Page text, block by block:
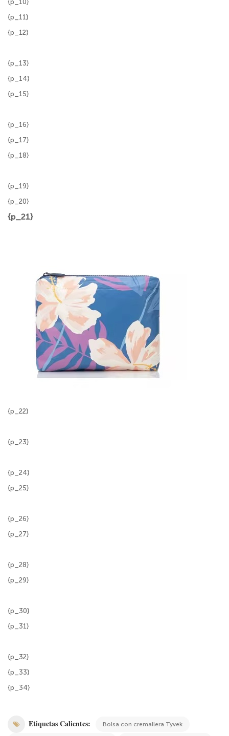
{p_10}
{p_11}
{p_12}
{p_13}
{p_14}
{p_15}
{p_16}
{p_17}
{p_18}
{p_19}
{p_20}
{p_21}
{p_22}
{p_23}
{p_24}
{p_25}
{p_26}
{p_27}
{p_28}
{p_29}
{p_30}
{p_31}
{p_32}
{p_33}
{p_34}
Etiquetas Calientes: Bolsa con cremallera Tyvek